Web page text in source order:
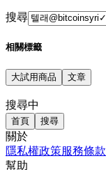
搜尋
相關標籤
大試用商品 文章
搜尋中
首頁 搜尋
關於
隱私權政策服務條款
幫助